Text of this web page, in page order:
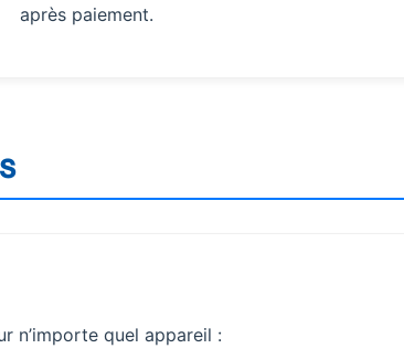
après paiement.
n’importe quel appareil :